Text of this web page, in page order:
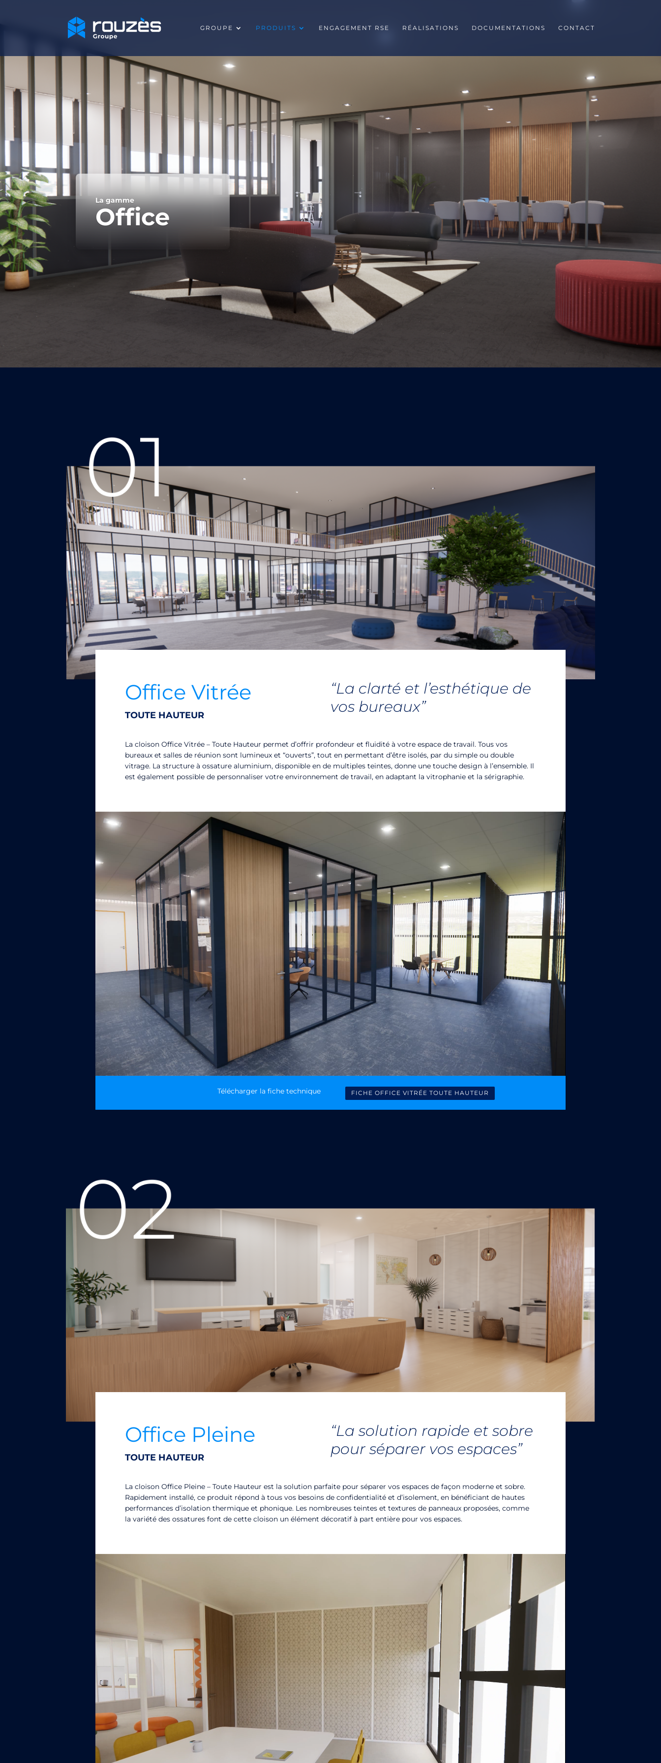
GROUPE PRODUITS ENGAGEMENT RSE RÉALISATIONS DOCUMENTATIONS CONTACT
La gamme
Office
Office Vitrée
TOUTE HAUTEUR
“La clarté et l’esthétique de
vos bureaux”
La cloison Office Vitrée – Toute Hauteur permet d’offrir profondeur et fluidité à votre espace de travail. Tous vos
bureaux et salles de réunion sont lumineux et “ouverts”, tout en permettant d’être isolés, par du simple ou double
vitrage. La structure à ossature aluminium, disponible en de multiples teintes, donne une touche design à l’ensemble. Il
est également possible de personnaliser votre environnement de travail, en adaptant la vitrophanie et la sérigraphie.
Lecteur vidéo
Télécharger la fiche technique FICHE OFFICE VITRÉE TOUTE HAUTEUR
Office Pleine
TOUTE HAUTEUR
“La solution rapide et sobre
pour séparer vos espaces”
La cloison Office Pleine – Toute Hauteur est la solution parfaite pour séparer vos espaces de façon moderne et sobre.
Rapidement installé, ce produit répond à tous vos besoins de confidentialité et d’isolement, en bénéficiant de hautes
performances d’isolation thermique et phonique. Les nombreuses teintes et textures de panneaux proposées, comme
la variété des ossatures font de cette cloison un élément décoratif à part entière pour vos espaces.
Lecteur vidéo